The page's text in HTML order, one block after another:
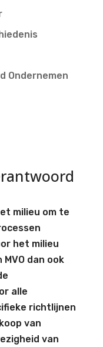
Ondernemen
milieu om te
het milieu
dan ook
alle
richtlijnen
van
van